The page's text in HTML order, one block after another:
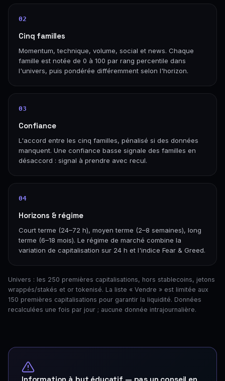
02
Cinq familles
Momentum, technique, volume, social et news. Chaque
famille est notée de 0 à 100 par rang percentile dans
l'univers, puis pondérée différemment selon l'horizon.
03
Confiance
L'accord entre les cinq familles, pénalisé si des données
manquent. Une confiance basse signale des familles en
désaccord : signal à prendre avec recul.
04
Horizons & régime
Court terme (24–72 h), moyen terme (2–8 semaines), long
terme (6–18 mois). Le régime de marché combine la
variation de capitalisation sur 24 h et l'indice Fear & Greed.
Univers : les 250 premières capitalisations, hors stablecoins, jetons
wrappés/stakés et or tokenisé. La liste « Vendre » est limitée aux
150 premières capitalisations pour garantir la liquidité. Données
recalculées une fois par jour ; aucune donnée intrajournalière.